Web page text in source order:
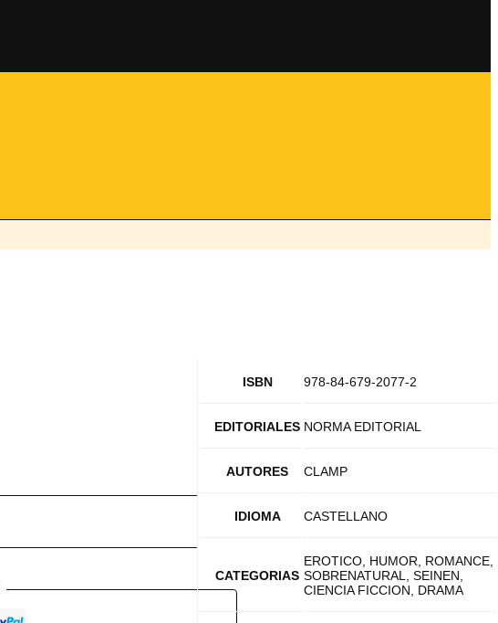
ISBN 978-84-679-2077-2
EDITORIALES NORMA EDITORIAL
AUTORES CLAMP
IDIOMA CASTELLANO
CATEGORIAS
EROTICO, HUMOR, ROMANCE,
SOBRENATURAL, SEINEN,
CIENCIA FICCION, DRAMA